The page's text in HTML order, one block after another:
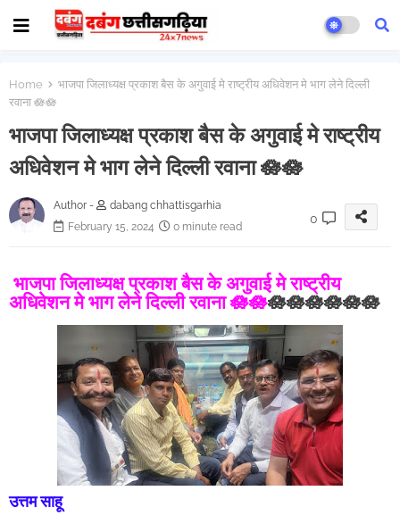
Home
भाजपा जिलाध्यक्ष प्रकाश बैस के अगुवाई मे राष्ट्रीय अधिवेशन मे भाग लेने दिल्ली
रवाना 🪷🪷
भाजपा जिलाध्यक्ष प्रकाश बैस के अगुवाई मे राष्ट्रीय
अधिवेशन मे भाग लेने दिल्ली रवाना 🪷🪷
Author -
dabang chhattisgarhia
February 15, 2024
0 minute read
0
भाजपा जिलाध्यक्ष प्रकाश बैस के अगुवाई मे राष्ट्रीय
अधिवेशन मे भाग लेने दिल्ली रवाना 🪷🪷🪷🪷🪷🪷🪷🪷
उत्तम साहू